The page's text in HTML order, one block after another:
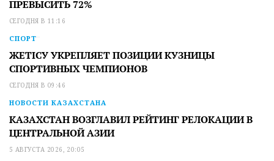
ПРЕВЫСИТЬ 72%
СЕГОДНЯ В 11:16
СПОРТ
ЖЕТІСУ УКРЕПЛЯЕТ ПОЗИЦИИ КУЗНИЦЫ
СПОРТИВНЫХ ЧЕМПИОНОВ
СЕГОДНЯ В 09:46
НОВОСТИ КАЗАХСТАНА
КАЗАХСТАН ВОЗГЛАВИЛ РЕЙТИНГ РЕЛОКАЦИИ В
ЦЕНТРАЛЬНОЙ АЗИИ
5 АВГУСТА 2026, 20:05